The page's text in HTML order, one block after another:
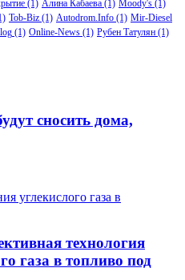
(1) Алина Кабаева (1) Moody's (1)
Tob-Biz (1) Autodrom.Info (1) Mir-Diesel
(1) Online-News (1) Рубен Татулян (1)
сносить дома,
технология
газа в топливо под